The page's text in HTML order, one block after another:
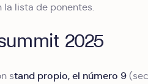
la lista de ponentes.
2025
stand propio, el número 9